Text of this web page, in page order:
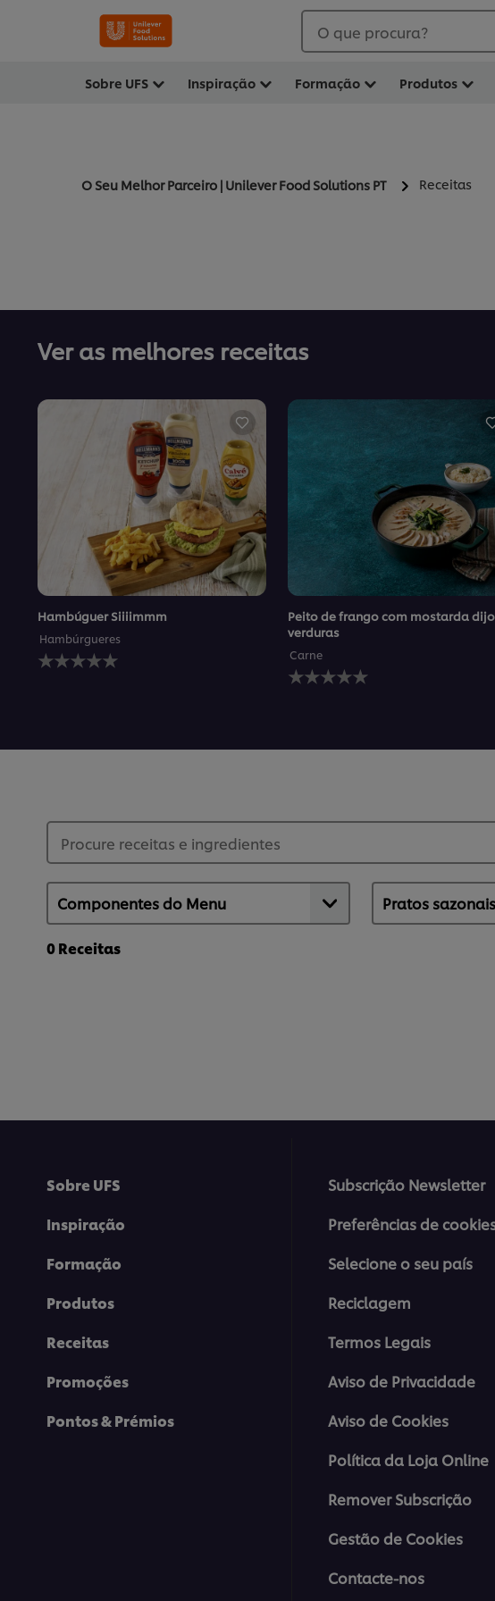
O que procura?
Sobre UFS Inspiração Formação Produtos
O Seu Melhor Parceiro | Unilever Food Solutions PT Receitas
Ver as melhores receitas
Hambúguer Siiiimmm
Hambúrgueres
Nenhuma
avaliação
Peito de frango com mostarda
verduras
Carne
Nenhuma
avaliação
recipe
0Receitas
Sobre UFS
Inspiração
Formação
Produtos
Receitas
Promoções
Pontos & Prémios
Subscrição Newsletter
Preferências de
Selecione o seu país
Reciclagem
Termos Legais
Aviso de Privacidade
Aviso de Cookies
Política da Loja Online
Remover Subscrição
Gestão de Cookies
Contacte-nos